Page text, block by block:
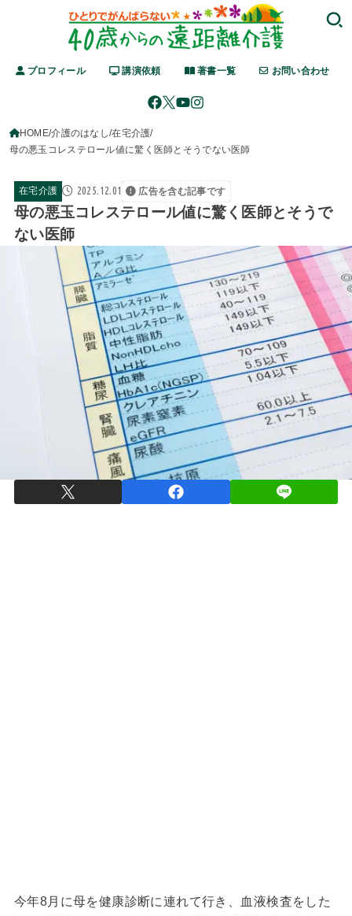
プロフィール 講演依頼 著書一覧 お問い合わせ
HOME 介護のはなし 在宅介護
母の悪玉コレステロール値に驚く医師とそうでない医師
在宅介護 2025.12.01 広告を含む記事です
母の悪玉コレステロール値に驚く医師とそうで
ない医師
今年8月に母を健康診断に連れて行き、血液検査をした